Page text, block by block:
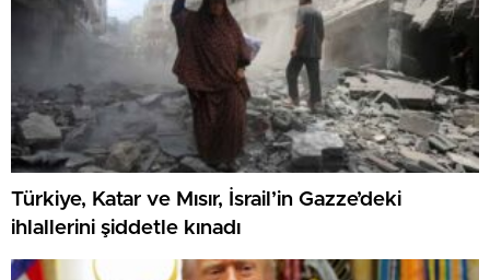
Pilot havalimanında uyuşturucuyla yakalandı.
Testi de müspet çıktı